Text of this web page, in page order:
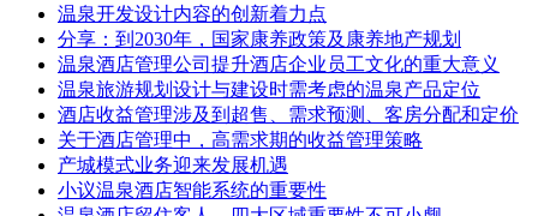
温泉开发设计内容的创新着力点
分享：到2030年，国家康养政策及康养地产规划
温泉酒店管理公司提升酒店企业员工文化的重大意义
温泉旅游规划设计与建设时需考虑的温泉产品定位
酒店收益管理涉及到超售、需求预测、客房分配和定价
关于酒店管理中，高需求期的收益管理策略
产城模式业务迎来发展机遇
小议温泉酒店智能系统的重要性